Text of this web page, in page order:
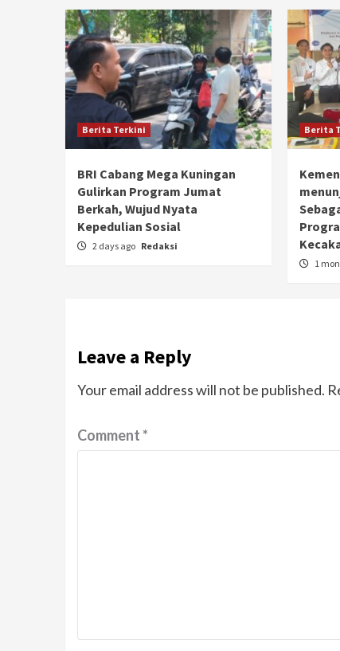
Berita Terkini
BRI Cabang Mega Kuningan
Gulirkan Program Jumat
Berkah, Wujud Nyata
Kepedulian Sosial
2 days ago Redaksi
Berita
1
Leave a Reply
Your email address will not be published.
Comment*